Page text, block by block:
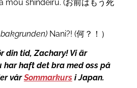
mou shindeiru. (お前はもう死
Nani?! (何？！）
din tid, Zachary! Vi är
haft det bra med oss på
vårSommarkursi Japan.